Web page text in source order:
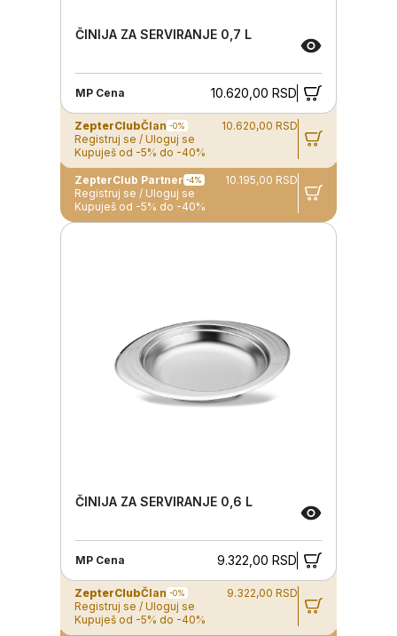
ČINIJA ZA SERVIRANJE 0,7 L
MP Cena 10.620,00 RSD
ZepterClubČlan -0%
10.620,00 RSD
Registruj se / Uloguj se
Kupuješ od -5% do -40%
ZepterClub Partner -4%
10.195,00 RSD
Registruj se / Uloguj se
Kupuješ od -5% do -40%
ČINIJA ZA SERVIRANJE 0,6 L
MP Cena 9.322,00 RSD
ZepterClubČlan -0%
9.322,00 RSD
Registruj se / Uloguj se
Kupuješ od -5% do -40%